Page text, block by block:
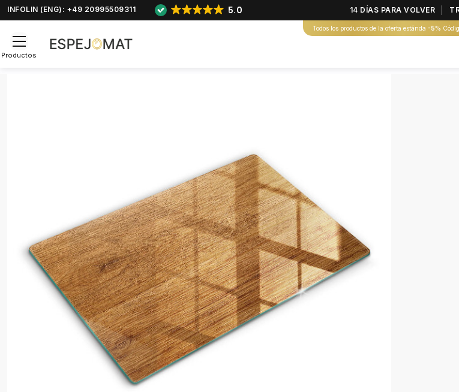
INFOLIN (ENG): +49 20995509311 5.0 14 DÍAS PARA VOLVER
Todos los productos de la oferta estánda -5%
Productos